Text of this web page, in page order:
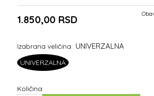
1.850,00 RSD
Izabrana veličina: UNIVERZALNA
UNIVERZALNA
Količina: